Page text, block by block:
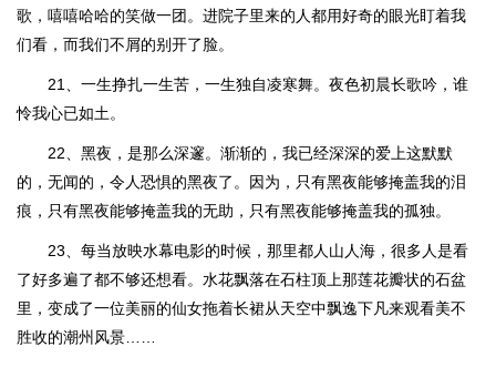
歌，嘻嘻哈哈的笑做一团。进院子里来的人都用好奇的眼光盯着我
们看，而我们不屑的别开了脸。
21、一生挣扎一生苦，一生独自凌寒舞。夜色初晨长歌吟，谁
怜我心已如土。
22、黑夜，是那么深邃。渐渐的，我已经深深的爱上这默默
的，无闻的，令人恐惧的黑夜了。因为，只有黑夜能够掩盖我的泪
痕，只有黑夜能够掩盖我的无助，只有黑夜能够掩盖我的孤独。
23、每当放映水幕电影的时候，那里都人山人海，很多人是看
了好多遍了都不够还想看。水花飘落在石柱顶上那莲花瓣状的石盆
里，变成了一位美丽的仙女拖着长裙从天空中飘逸下凡来观看美不
胜收的潮州风景……